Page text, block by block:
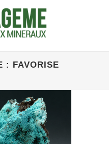
: FAVORISE